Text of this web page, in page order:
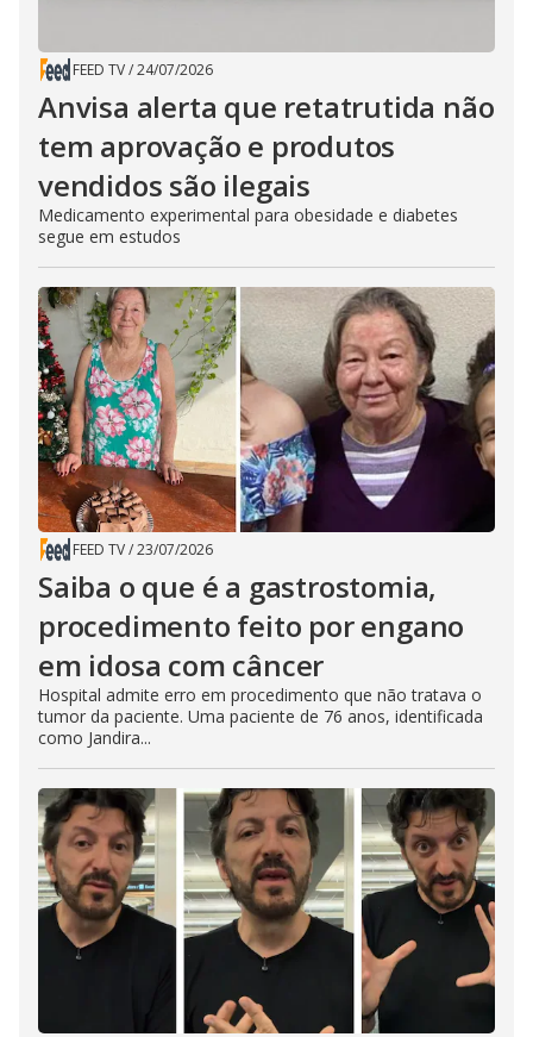
FEED TV/24/07/2026
Anvisa alerta que retatrutida não
tem aprovação e produtos
vendidos são ilegais
Medicamento experimental para obesidade e diabetes
segue em estudos
FEED TV/23/07/2026
Saiba o que é a gastrostomia,
procedimento feito por engano
em idosa com câncer
Hospital admite erro em procedimento que não tratava o
tumor da paciente. Uma paciente de 76 anos, identificada
como Jandira...